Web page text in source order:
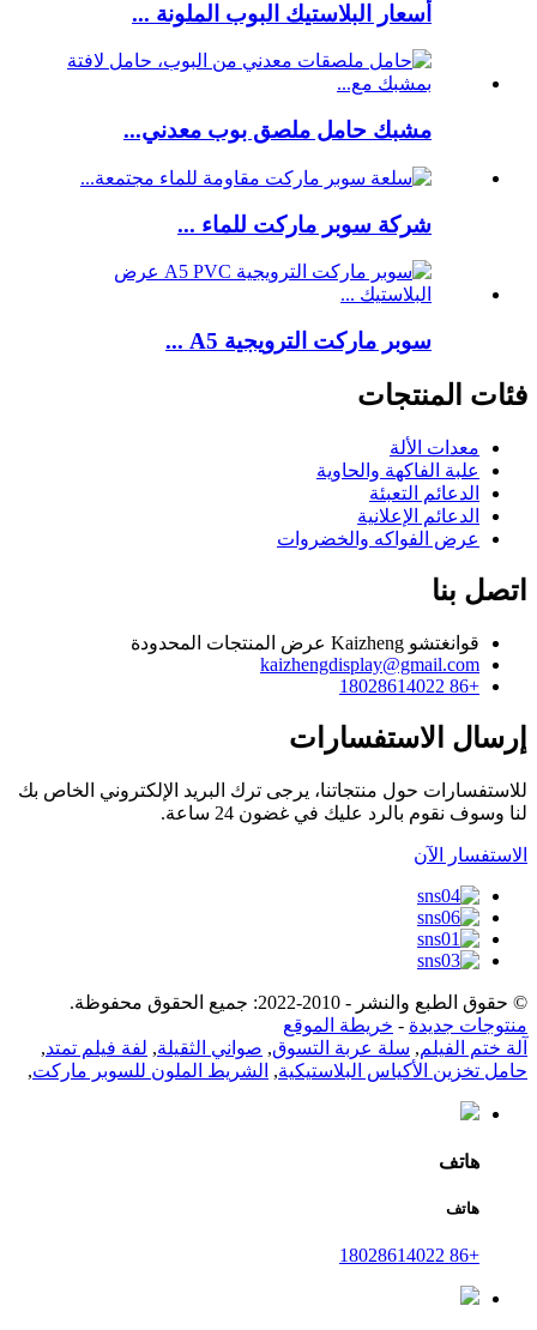
أسعار البلاستيك البوب ​​الملونة ...
مشبك حامل ملصق بوب معدني...
شركة سوبر ماركت للماء ...
سوبر ماركت الترويجية A5 ...
فئات المنتجات
معدات الألة
علبة الفاكهة والحاوية
الدعائم التعبئة
الدعائم الإعلانية
عرض الفواكه والخضروات
اتصل بنا
قوانغتشو Kaizheng عرض المنتجات المحدودة
kaizhengdisplay@gmail.com
+86 18028614022
إرسال الاستفسارات
للاستفسارات حول منتجاتنا، يرجى ترك البريد الإلكتروني الخاص بك
لنا وسوف نقوم بالرد عليك في غضون 24 ساعة.
الاستفسار الآن
© حقوق الطبع والنشر - 2010-2022: جميع الحقوق محفوظة.
منتوجات جديدة - خريطة الموقع
آلة ختم الفيلم, سلة عربة التسوق, صواني الثقيلة, لفة فيلم تمتد,
حامل تخزين الأكياس البلاستيكية, الشريط الملون للسوبر ماركت,
هاتف
هاتف
+86 18028614022